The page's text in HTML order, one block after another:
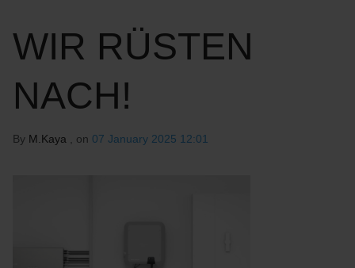
WIR RÜSTEN
NACH!
By M.Kaya , on 07 January 2025 12:01